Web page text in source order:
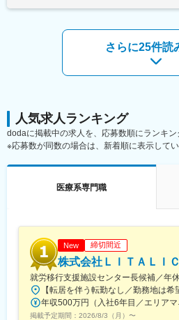
宅介護支援、高齢者住宅「サンサ
介護が必要になった段階から入居
包括的に支える体制を構築してお
に支援する事業を展開しています
通じて、利用者本人だけでなく家
変更の範囲：会社の定める業務
さらに25件読
人気求人ランキング
dodaに掲載中の求人を、応募数順にランキン
※応募数が同数の場合は、新着順に表示してい
医療系専門職
New 締切間近
株式会社ＬＩＴＡＬＩ
就労移行支援施設センター長候補／年
掲載予定期間： 2026/8/3（月） 〜